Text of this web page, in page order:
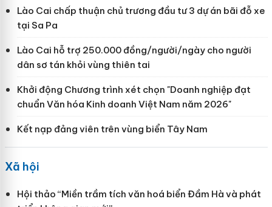
Lào Cai chấp thuận chủ trương đầu tư 3 dự án bãi đỗ xe
tại Sa Pa
Lào Cai hỗ trợ 250.000 đồng/người/ngày cho người
dân sơ tán khỏi vùng thiên tai
Khởi động Chương trình xét chọn "Doanh nghiệp đạt
chuẩn Văn hóa Kinh doanh Việt Nam năm 2026"
Kết nạp đảng viên trên vùng biển Tây Nam
Xã hội
Hội thảo “Miền trầm tích văn hoá biển Đầm Hà và phát